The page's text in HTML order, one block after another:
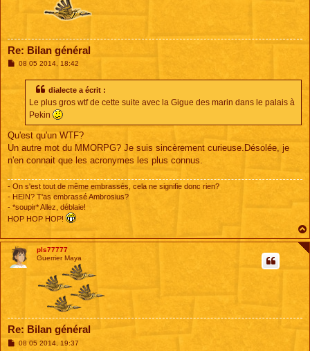
Re: Bilan général
M08 05 2014, 18:42
dialecte a écrit :
Le plus gros wtf de cette suite avec la Gigue des marin dans le palais à
Pekin
Qu'est qu'un WTF?
Un autre mot du MMORPG? Je suis sincèrement curieuse.Désolée, je
n'en connait que les acronymes les plus connus.
- On s'est tout de même embrassés, cela ne signifie donc rien?
- HEIN? T'as embrassé Ambrosius?
- *soupir* Allez, déblaie!
HOP HOP HOP!
pls77777
Guerrier Maya
Re: Bilan général
M08 05 2014, 19:37